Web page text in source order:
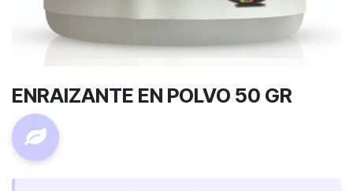
ENRAIZANTE EN POLVO 50 GR